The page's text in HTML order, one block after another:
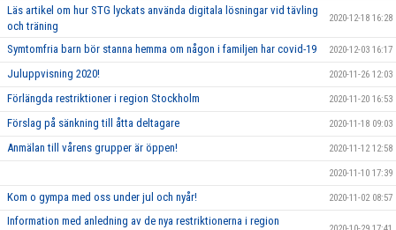
Läs artikel om hur STG lyckats använda digitala lösningar vid tävling
och träning
2020-12-18 16:28
Symtomfria barn bör stanna hemma om någon i familjen har covid-19 2020-12-03 16:17
Juluppvisning 2020! 2020-11-26 12:03
Förlängda restriktioner i region Stockholm 2020-11-20 16:53
Förslag på sänkning till åtta deltagare 2020-11-18 09:03
Anmälan till vårens grupper är öppen! 2020-11-12 12:58
2020-11-10 17:39
Kom o gympa med oss under jul och nyår! 2020-11-02 08:57
Information med anledning av de nya restriktionerna i region